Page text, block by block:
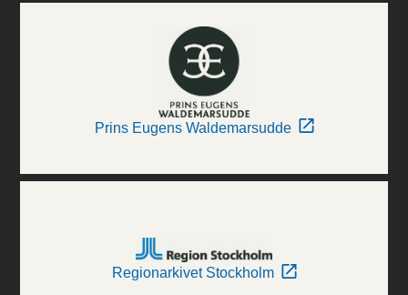
Prins Eugens Waldemarsudde
Regionarkivet Stockholm